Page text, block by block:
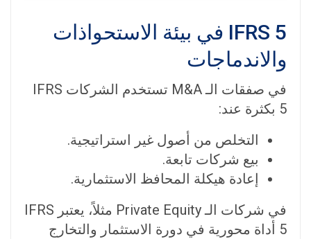
IFRS 5 في بيئة الاستحواذات
والاندماجات
في صفقات الـ M&A تستخدم الشركات IFRS
5 بكثرة عند:
التخلص من أصول غير استراتيجية.
بيع شركات تابعة.
إعادة هيكلة المحافظ الاستثمارية.
في شركات الـ Private Equity مثلاً، يعتبر IFRS
5 أداة محورية في دورة الاستثمار والتخارج